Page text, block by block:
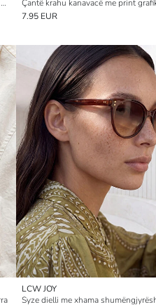
Syze dielli me xhama shumëngjyrësh për gra
7.95 EUR
LCW JOY
Syze dielli me xhama